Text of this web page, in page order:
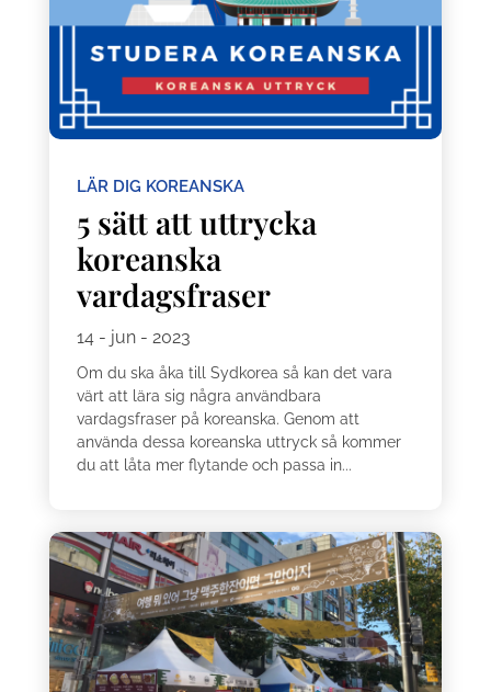
LÄR DIG KOREANSKA
5 sätt att uttrycka
koreanska
vardagsfraser
14 - jun - 2023
Om du ska åka till Sydkorea så kan det vara
värt att lära sig några användbara
vardagsfraser på koreanska. Genom att
använda dessa koreanska uttryck så kommer
du att låta mer flytande och passa in...